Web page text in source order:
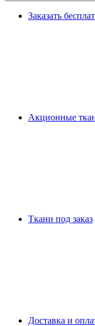
Заказать
Акционные
Ткани под заказ
Доставка и